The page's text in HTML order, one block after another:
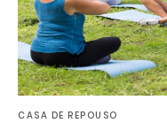
CASA DE REPOUSO